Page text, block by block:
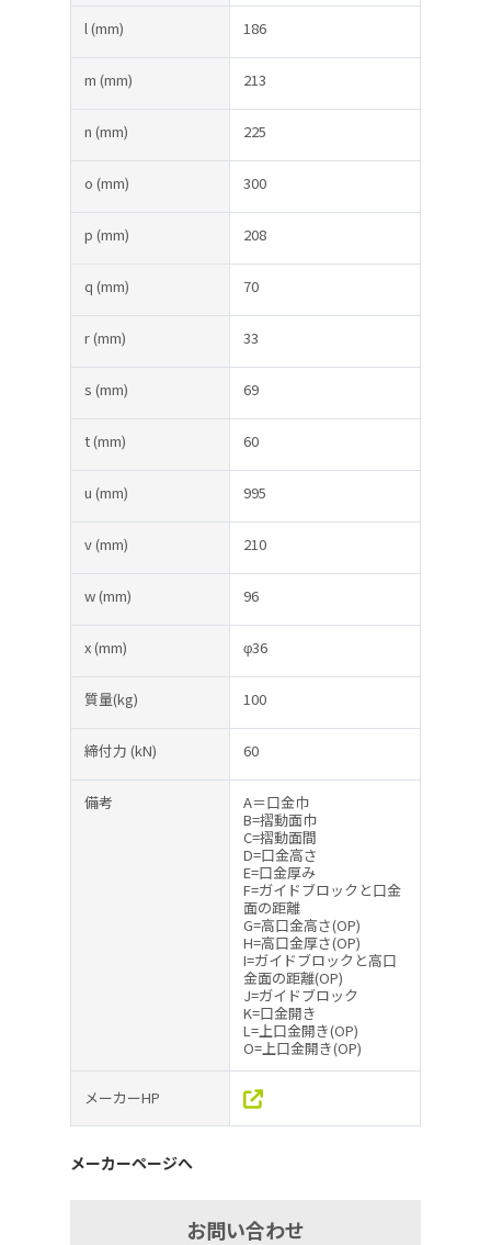
l (mm) 186
m (mm) 213
n (mm) 225
o (mm) 300
p (mm) 208
q (mm) 70
r(mm) 33
s (mm) 69
t(mm) 60
u (mm) 995
v(mm) 210
w(mm) 96
x(mm) φ36
質量(kg) 100
締付力 (kN) 60
備考
A＝口金巾
B=摺動面巾
C=摺動面間
D=口金高さ
E=口金厚み
F=ガイドブロックと口金
面の距離
G=高口金高さ(OP)
H=高口金厚さ(OP)
I=ガイドブロックと高口
金面の距離(OP)
J=ガイドブロック
K=口金開き
L=上口金開き(OP)
O=上口金開き(OP)
メーカーHP
メーカーページへ
お問い合わせ